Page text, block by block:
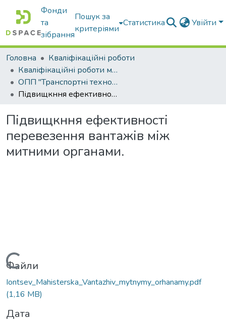
Фонди
та
зібрання
Пошук за
критеріями
Статистика Увійти
Головна
Кваліфікаційні роботи
Кваліфікаційні роботи магістрів
ОПП "Транспортні технології на автомобільному транспорті"
Підвищкння ефективності перевезення вантажів між митними органами.
Підвищкння ефективності
перевезення вантажів між
митними органами.
Вантажиться...
Файли
Iontsev_Mahisterska_Vantazhiv_mytnymy_orhanamy.pdf
(1,16 MB)
Дата